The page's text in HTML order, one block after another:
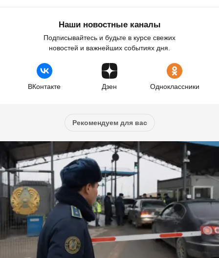
Наши новостные каналы
Подписывайтесь и будьте в курсе свежих
новостей и важнейших событиях дня.
ВКонтакте Дзен Одноклассники
Рекомендуем для вас